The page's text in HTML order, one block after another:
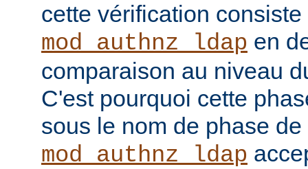
cette vérification consiste
mod_authnz_ldap en
comparaison au niveau
C'est pourquoi cette
sous le nom de phase
mod_authnz_ldap